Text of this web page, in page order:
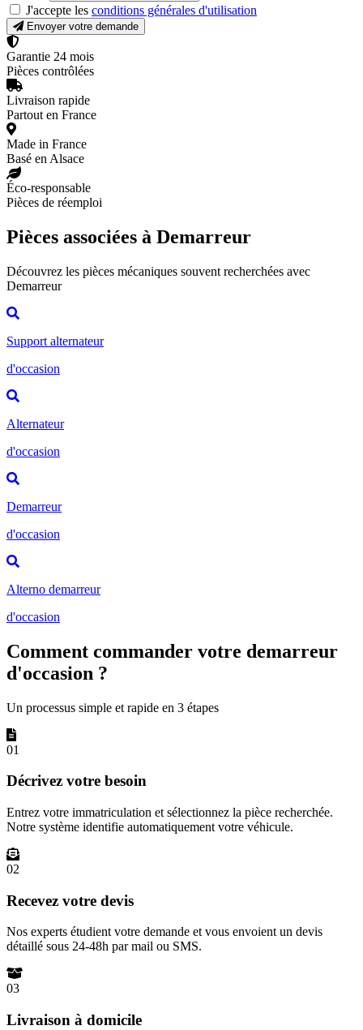
J'accepte les conditions générales d'utilisation
Envoyer votre demande
Garantie 24 mois
Pièces contrôlées
Livraison rapide
Partout en France
Made in France
Basé en Alsace
Éco-responsable
Pièces de réemploi
Pièces associées à Demarreur
Découvrez les pièces mécaniques souvent recherchées avec
Demarreur
Support alternateur
d'occasion
Alternateur
d'occasion
Demarreur
d'occasion
Alterno demarreur
d'occasion
Comment commander votre demarreur
d'occasion ?
Un processus simple et rapide en 3 étapes
01
Décrivez votre besoin
Entrez votre immatriculation et sélectionnez la pièce recherchée.
Notre système identifie automatiquement votre véhicule.
02
Recevez votre devis
Nos experts étudient votre demande et vous envoient un devis
détaillé sous 24-48h par mail ou SMS.
03
Livraison à domicile